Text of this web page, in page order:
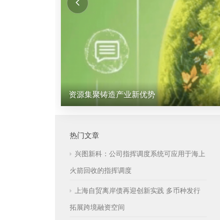
资源集聚铸造产业新优势
热门文章
兴图新科：公司指挥调度系统可应用于海上
火箭回收的指挥调度
上海自贸离岸债再迎创新实践 多币种发行
拓展跨境融资空间